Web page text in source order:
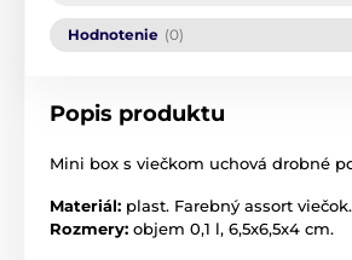
Hodnotenie (0)
Popis produktu
Mini box s viečkom uchová drobné
Materiál: plast. Farebný assort viečok.
Rozmery: objem 0,1 l, 6,5x6,5x4 cm.